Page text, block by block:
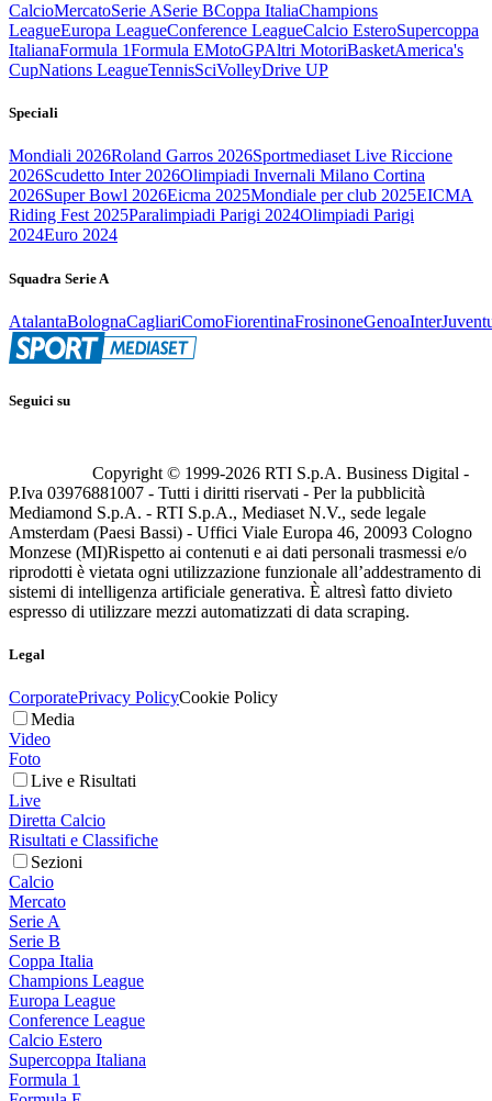
CalcioMercatoSerie ASerie BCoppa ItaliaChampions
LeagueEuropa LeagueConference LeagueCalcio EsteroSupercoppa
ItalianaFormula 1Formula EMotoGPAltri MotoriBasketAmerica's
CupNations LeagueTennisSciVolleyDrive UP
Speciali
Mondiali 2026Roland Garros 2026Sportmediaset Live Riccione
2026Scudetto Inter 2026Olimpiadi Invernali Milano Cortina
2026Super Bowl 2026Eicma 2025Mondiale per club 2025EICMA
Riding Fest 2025Paralimpiadi Parigi 2024Olimpiadi Parigi
2024Euro 2024
Squadra Serie A
AtalantaBolognaCagliariComoFiorentinaFrosinoneGenoaInter
Seguici su
Copyright © 1999-2026 RTI S.p.A. Business Digital -
P.Iva 03976881007 - Tutti i diritti riservati - Per la pubblicità
Mediamond S.p.A. - RTI S.p.A., Mediaset N.V., sede legale
Amsterdam (Paesi Bassi) - Uffici Viale Europa 46, 20093 Cologno
Monzese (MI)Rispetto ai contenuti e ai dati personali trasmessi e/o
riprodotti è vietata ogni utilizzazione funzionale all’addestramento di
sistemi di intelligenza artificiale generativa. È altresì fatto divieto
espresso di utilizzare mezzi automatizzati di data scraping.
Legal
CorporatePrivacy PolicyCookie Policy
Media
Video
Foto
Live e Risultati
Live
Diretta Calcio
Risultati e Classifiche
Sezioni
Calcio
Mercato
Serie A
Serie B
Coppa Italia
Champions League
Europa League
Conference League
Calcio Estero
Supercoppa Italiana
Formula 1